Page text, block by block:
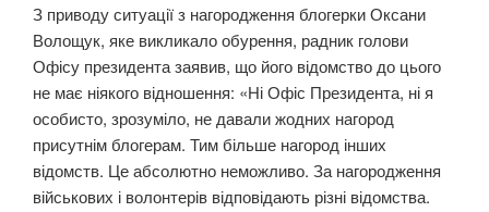
З приводу ситуації з нагородження блогерки Оксани
Волощук, яке викликало обурення, радник голови
Офісу президента заявив, що його відомство до цього
не має ніякого відношення: «Ні Офіс Президента, ні я
особисто, зрозуміло, не давали жодних нагород
присутнім блогерам. Тим більше нагород інших
відомств. Це абсолютно неможливо. За нагородження
військових і волонтерів відповідають різні відомства.